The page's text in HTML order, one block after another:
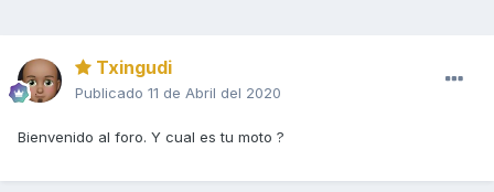
Txingudi
Publicado 11 de Abril del 2020
Bienvenido al foro. Y cual es tu moto ?